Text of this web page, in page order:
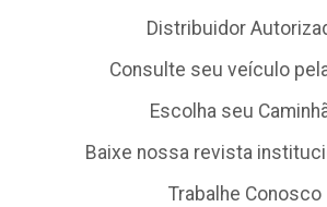
Distribuidor
Consulte seu veículo
Escolha seu
Baixe nossa revista
Trabalhe Conosco